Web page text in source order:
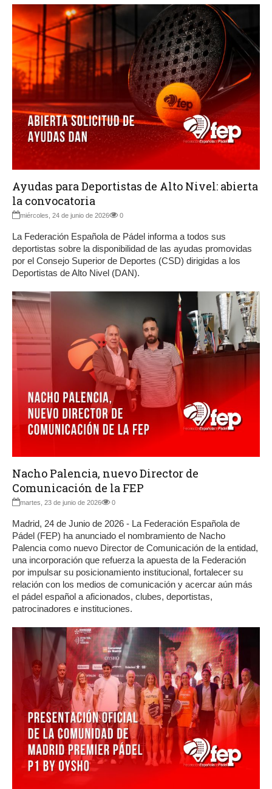
Ayudas para Deportistas de Alto Nivel: abierta
la convocatoria
miércoles, 24 de junio de 2026 0
La Federación Española de Pádel informa a todos sus
deportistas sobre la disponibilidad de las ayudas promovidas
por el Consejo Superior de Deportes (CSD) dirigidas a los
Deportistas de Alto Nivel (DAN).
Nacho Palencia, nuevo Director de
Comunicación de la FEP
martes, 23 de junio de 2026 0
Madrid, 24 de Junio de 2026 - La Federación Española de
Pádel (FEP) ha anunciado el nombramiento de Nacho
Palencia como nuevo Director de Comunicación de la entidad,
una incorporación que refuerza la apuesta de la Federación
por impulsar su posicionamiento institucional, fortalecer su
relación con los medios de comunicación y acercar aún más
el pádel español a aficionados, clubes, deportistas,
patrocinadores e instituciones.